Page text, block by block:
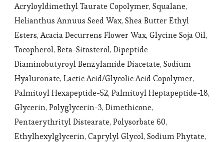
Acryloyldimethyl Taurate Copolymer, Squalane,
Helianthus Annuus Seed Wax, Shea Butter Ethyl
Esters, Acacia Decurrens Flower Wax, Glycine Soja Oil,
Tocopherol, Beta-Sitosterol, Dipeptide
Diaminobutyroyl Benzylamide Diacetate, Sodium
Hyaluronate, Lactic Acid/Glycolic Acid Copolymer,
Palmitoyl Hexapeptide-52, Palmitoyl Heptapeptide-18,
Glycerin, Polyglycerin-3, Dimethicone,
Pentaerythrityl Distearate, Polysorbate 60,
Ethylhexylglycerin, Caprylyl Glycol, Sodium Phytate,